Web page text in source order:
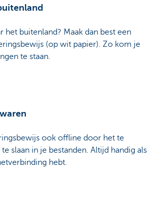
het buitenland? Maak dan best een
(op wit papier). Zo kom je
te staan.
ook offline door het te
slaan in je bestanden. Altijd handig als
hebt.